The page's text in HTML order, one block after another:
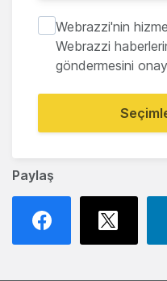
Paylaş
Webrazzi'nin
Webrazzi
göndermesini